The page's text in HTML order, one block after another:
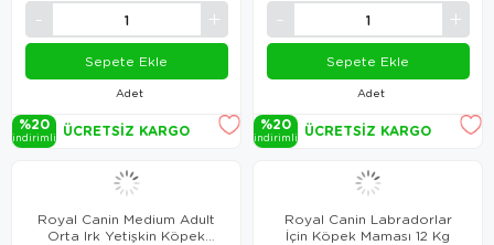
Adet
Sepete Ekle
%20
i̇ndi̇ri̇mli̇ ÜCRETSIZ KARGO
Adet
Sepete Ekle
%20
i̇ndi̇ri̇mli̇ ÜCRETSIZ KARGO
Royal Canin Medium Adult
Orta Irk Yetişkin Köpek
Royal Canin Labradorlar
İçin Köpek Maması 12 Kg